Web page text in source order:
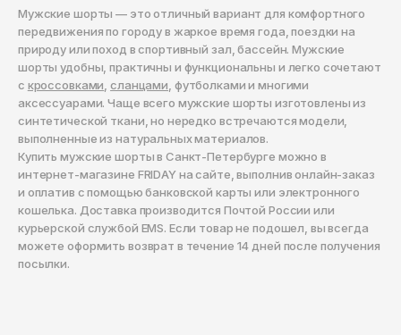
Мужские шорты — это отличный вариант для комфортного
передвижения по городу в жаркое время года, поездки на
природу или поход в спортивный зал, бассейн. Мужские
шорты удобны, практичны и функциональны и легко сочетают
с кроссовками ,сланцами , футболками и многими
аксессуарами. Чаще всего мужские шорты изготовлены из
синтетической ткани, но нередко встречаются модели,
выполненные из натуральных материалов.
Купить мужские шорты в Санкт-Петербурге можно в
интернет-магазине FRIDAY на сайте, выполнив онлайн-заказ
и оплатив с помощью банковской карты или электронного
кошелька. Доставка производится Почтой России или
курьерской службой EMS. Если товар не подошел, вы всегда
можете оформить возврат в течение 14 дней после получения
посылки.